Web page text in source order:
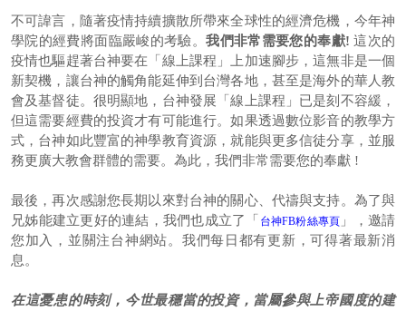
不可諱言，隨著疫情持續擴散所帶來全球性的經濟危機，今年神
學院的經費將面臨嚴峻的考驗。我們非常需要您的奉獻! 這次的
疫情也驅趕著台神要在「線上課程」上加速腳步，這無非是一個
新契機，讓台神的觸角能延伸到台灣各地，甚至是海外的華人教
會及基督徒。很明顯地，台神發展「線上課程」已是刻不容緩，
但這需要經費的投資才有可能進行。如果透過數位影音的教學方
式，台神如此豐富的神學教育資源，就能與更多信徒分享，並服
務更廣大教會群體的需要。為此，我們非常需要您的奉獻 !
最後，再次感謝您長期以來對台神的關心、代禱與支持。為了與
兄姊能建立更好的連結，我們也成立了「 台神FB粉絲專頁 」，邀請
您加入，並關注台神網站。我們每日都有更新，可得著最新消
息。
在這憂患的時刻，今世最穩當的投資，當屬參與上帝國度的建